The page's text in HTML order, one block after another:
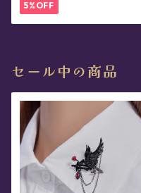
5%OFF
セール中の商品